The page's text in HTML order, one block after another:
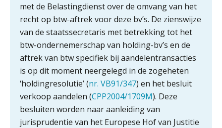
met de Belastingdienst over de omvang van het
recht op btw-aftrek voor deze bv’s. De zienswijze
van de staatssecretaris met betrekking tot het
btw-ondernemerschap van holding-bv’s en de
aftrek van btw specifiek bij aandelentransacties
is op dit moment neergelegd in de zogeheten
‘holdingresolutie’ (nr. VB91/347) en het besluit
verkoop aandelen (CPP2004/1709M). Deze
besluiten worden naar aanleiding van
jurisprudentie van het Europese Hof van Justitie